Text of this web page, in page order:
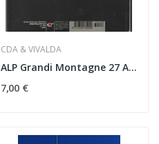
CDA & VIVALDA
ALP Grandi Montagne 27 Alpi Apuane
7,00 €